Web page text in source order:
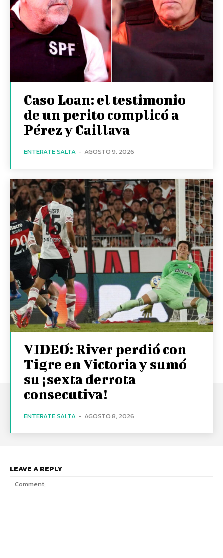
Caso Loan: el testimonio
de un perito complicó a
Pérez y Caillava
ENTERATE SALTA - AGOSTO 9, 2026
VIDEO: River perdió con
Tigre en Victoria y sumó
su ¡sexta derrota
consecutiva!
ENTERATE SALTA - AGOSTO 8, 2026
LEAVE A REPLY